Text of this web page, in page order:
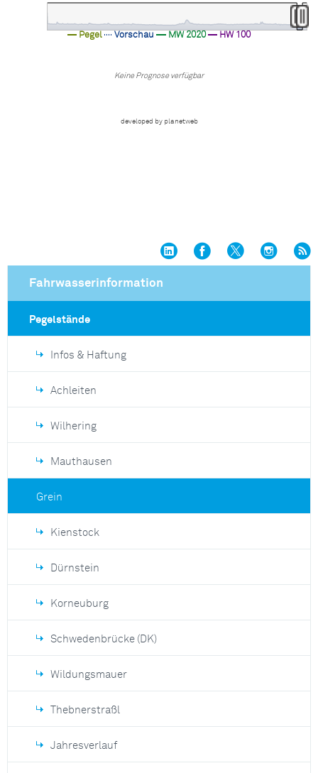
Fahrwasserinformation
Pegelstände
Infos & Haftung
Achleiten
Wilhering
Mauthausen
Grein
Kienstock
Dürnstein
Korneuburg
Schwedenbrücke (DK)
Wildungsmauer
Thebnerstraßl
Jahresverlauf